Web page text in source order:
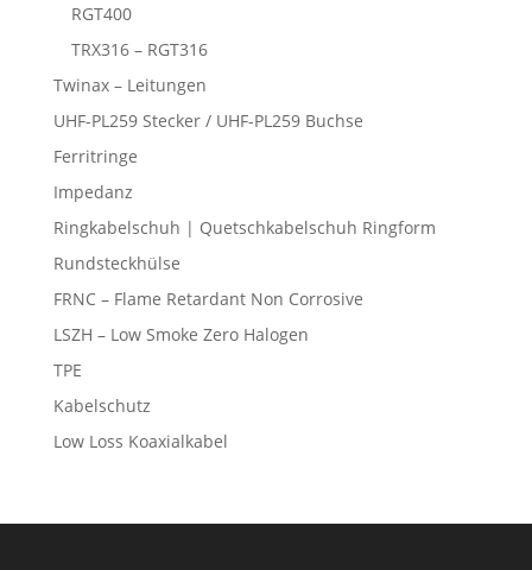
RGT400
TRX316 – RGT316
Twinax – Leitungen
UHF-PL259 Stecker / UHF-PL259 Buchse
Ferritringe
Impedanz
Ringkabelschuh | Quetschkabelschuh Ringform
Rundsteckhülse
FRNC – Flame Retardant Non Corrosive
LSZH – Low Smoke Zero Halogen
TPE
Kabelschutz
Low Loss Koaxialkabel